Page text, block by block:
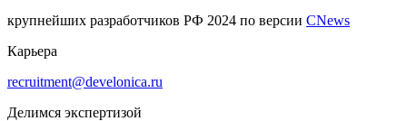
крупнейших разработчиков РФ 2024 по версии CNews
Карьера
recruitment@develonica.ru
Делимся экспертизой